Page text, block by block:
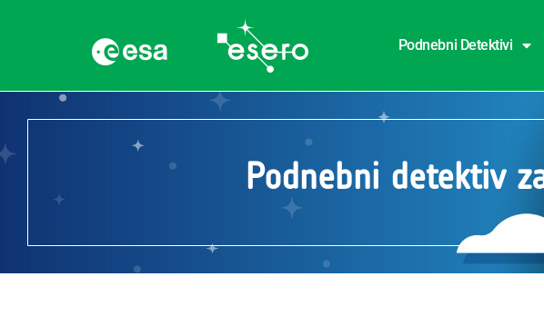
Podnebni Detektivi
Podnebni detektiv